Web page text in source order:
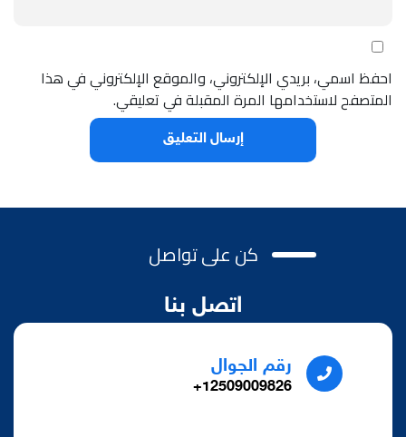
احفظ اسمي، بريدي الإلكتروني، والموقع الإلكتروني في هذا
المتصفح لاستخدامها المرة المقبلة في تعليقي.
كن على تواصل
اتصل بنا
رقم الجوال
12509009826+